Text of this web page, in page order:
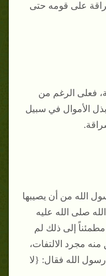
على قومه حتى
فعلى الرغم من
الأموال في سبيل
الله من أن يصيبها
صلى الله عليه
إلى ذلك لم
مجرد الالتفات،
رسول الله فقال: {لا